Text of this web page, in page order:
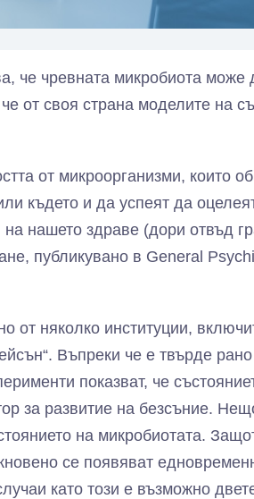
че чревната микробиота
от своя страна моделите на
от микроорганизми, които
където и да успеят да
на нашето здраве (дори отвъд
публикувано в General
от няколко институции,
Въпреки че е твърде
показват, че
за развитие на безсъние.
на микробиотата.
се появяват
като този е възможно